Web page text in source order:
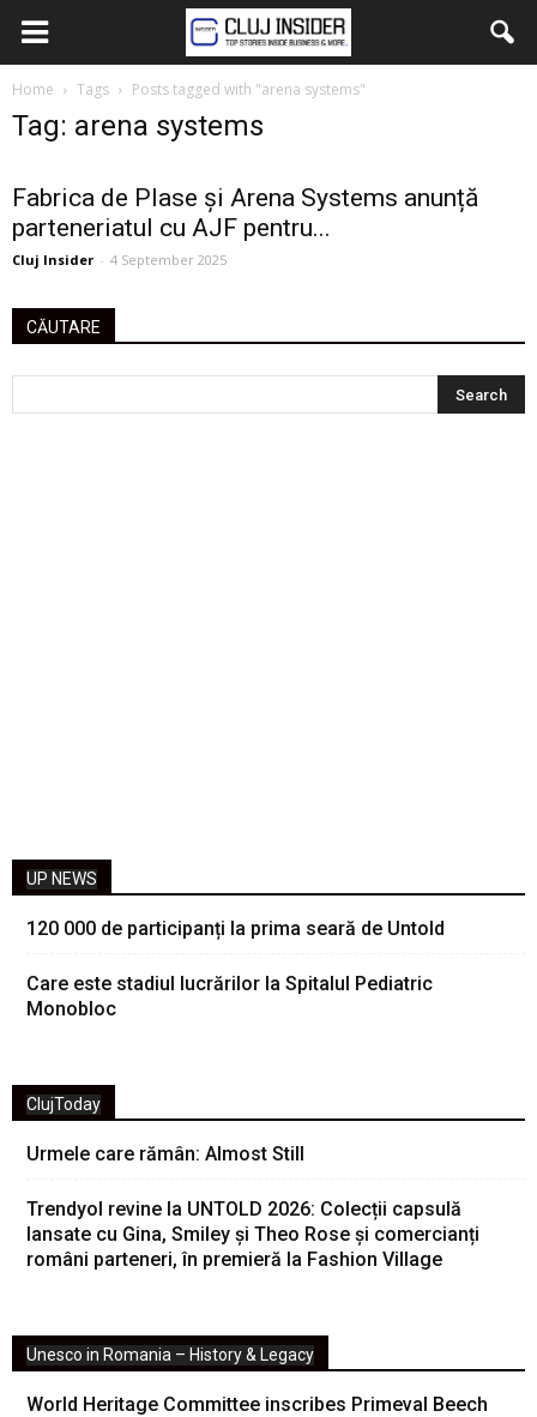
Home Tags Posts tagged with "arena systems"
Tag: arena systems
Fabrica de Plase și Arena Systems anunță
parteneriatul cu AJF pentru...
Cluj Insider - 4 September 2025
CĂUTARE
UP NEWS
120 000 de participanți la prima seară de Untold
Care este stadiul lucrărilor la Spitalul Pediatric
Monobloc
ClujToday
Urmele care rămân: Almost Still
Trendyol revine la UNTOLD 2026: Colecții capsulă
lansate cu Gina, Smiley și Theo Rose și comercianți
români parteneri, în premieră la Fashion Village
Unesco in Romania – History & Legacy
World Heritage Committee inscribes Primeval Beech